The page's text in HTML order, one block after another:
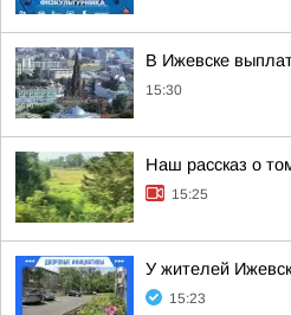
В Ижевске
15:30
Наш рассказ о
15:25
У жителей
15:23